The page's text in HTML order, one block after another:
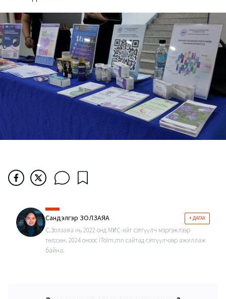
Сандэлгэр ЗОЛЗАЯА + ДАГАХ
С.Золзаяа нь 2022 онд МҮИС-ийг сэтгүүлч мэргэжлээр
төгссөн. 2024 оноос iToim.mn сайтад сэтгүүлчээр ажиллаж
байна.